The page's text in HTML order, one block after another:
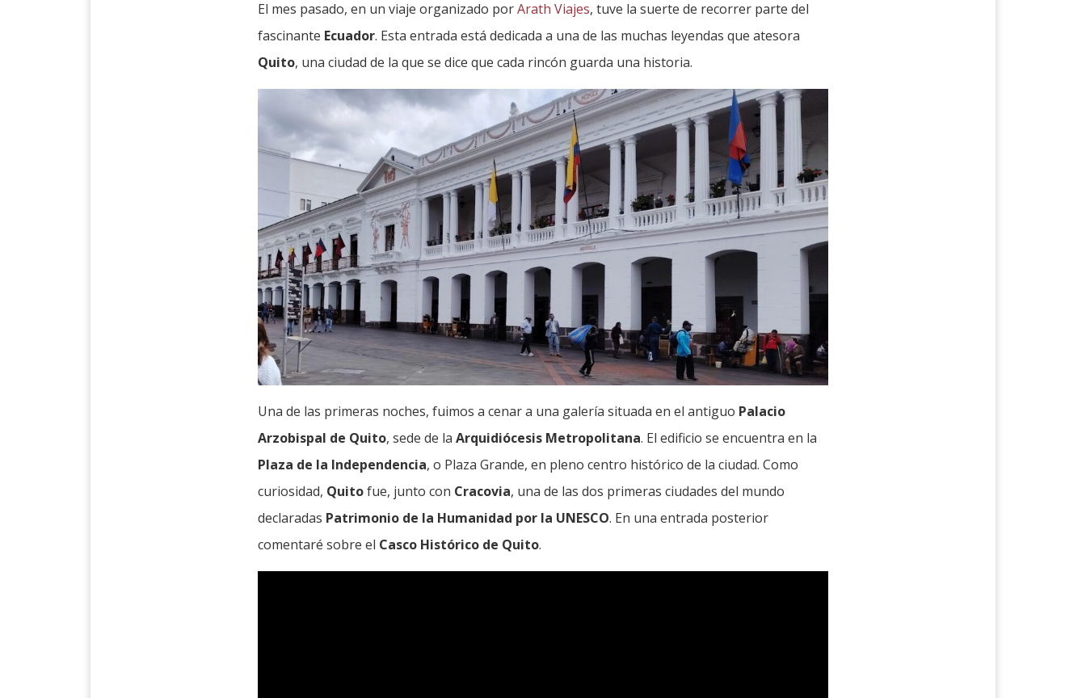
El mes pasado, en un viaje organizado porArath Viajes, tuve la suerte de recorrer parte del
fascinante Ecuador. Esta entrada está dedicada a una de las muchas leyendas que atesora
Quito, una ciudad de la que se dice que cada rincón guarda una historia.
Una de las primeras noches, fuimos a cenar a una galería situada en el antiguo Palacio
Arzobispal de Quito, sede de laArquidiócesis Metropolitana. El edificio se encuentra en la
Plaza de la Independencia, o Plaza Grande, en pleno centro histórico de la ciudad. Como
curiosidad, Quitofue, junto con Cracovia, una de las dos primeras ciudades del mundo
declaradas Patrimonio de la Humanidad por la UNESCO. En una entrada posterior
comentaré sobre el Casco Histórico de Quito.